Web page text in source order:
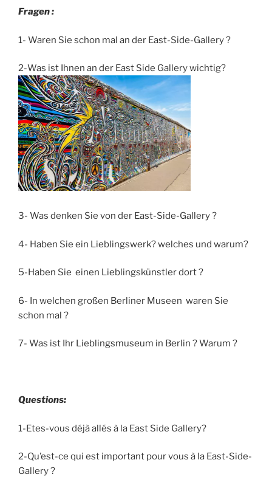
Fragen :
1- Waren Sie schon mal an der East-Side-Gallery ?
2-Was ist Ihnen an der East Side Gallery wichtig?
3- Was denken Sie von der East-Side-Gallery ?
4- Haben Sie ein Lieblingswerk? welches und warum?
5-Haben Sie einen Lieblingskünstler dort ?
6- In welchen großen Berliner Museen waren Sie
schon mal ?
7- Was ist Ihr Lieblingsmuseum in Berlin ? Warum ?
Questions:
1-Etes-vous déjà allés à la East Side Gallery?
2-Qu’est-ce qui est important pour vous à la East-Side-
Gallery ?